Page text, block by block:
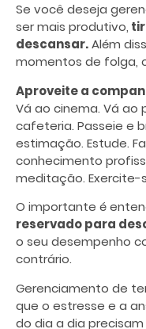
Se você deseja
ser mais produtivo,
descansar.Além
momentos de folga,
Aproveite a
Vá ao cinema. Vá ao
cafeteria. Passeie e
estimação. Estude.
conhecimento
meditação. Exercite-
O importante é
reservado para
o seu desempenho
contrário.
Gerenciamento de
que o estresse e a
do dia a dia